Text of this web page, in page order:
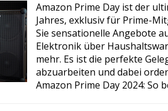
Amazon Prime Day ist der
Jahres, exklusiv für Prime-
Sie sensationelle Angebote
Elektronik über
mehr. Es ist die perfekte
abzuarbeiten und dabei
Amazon Prime Day 2024: So